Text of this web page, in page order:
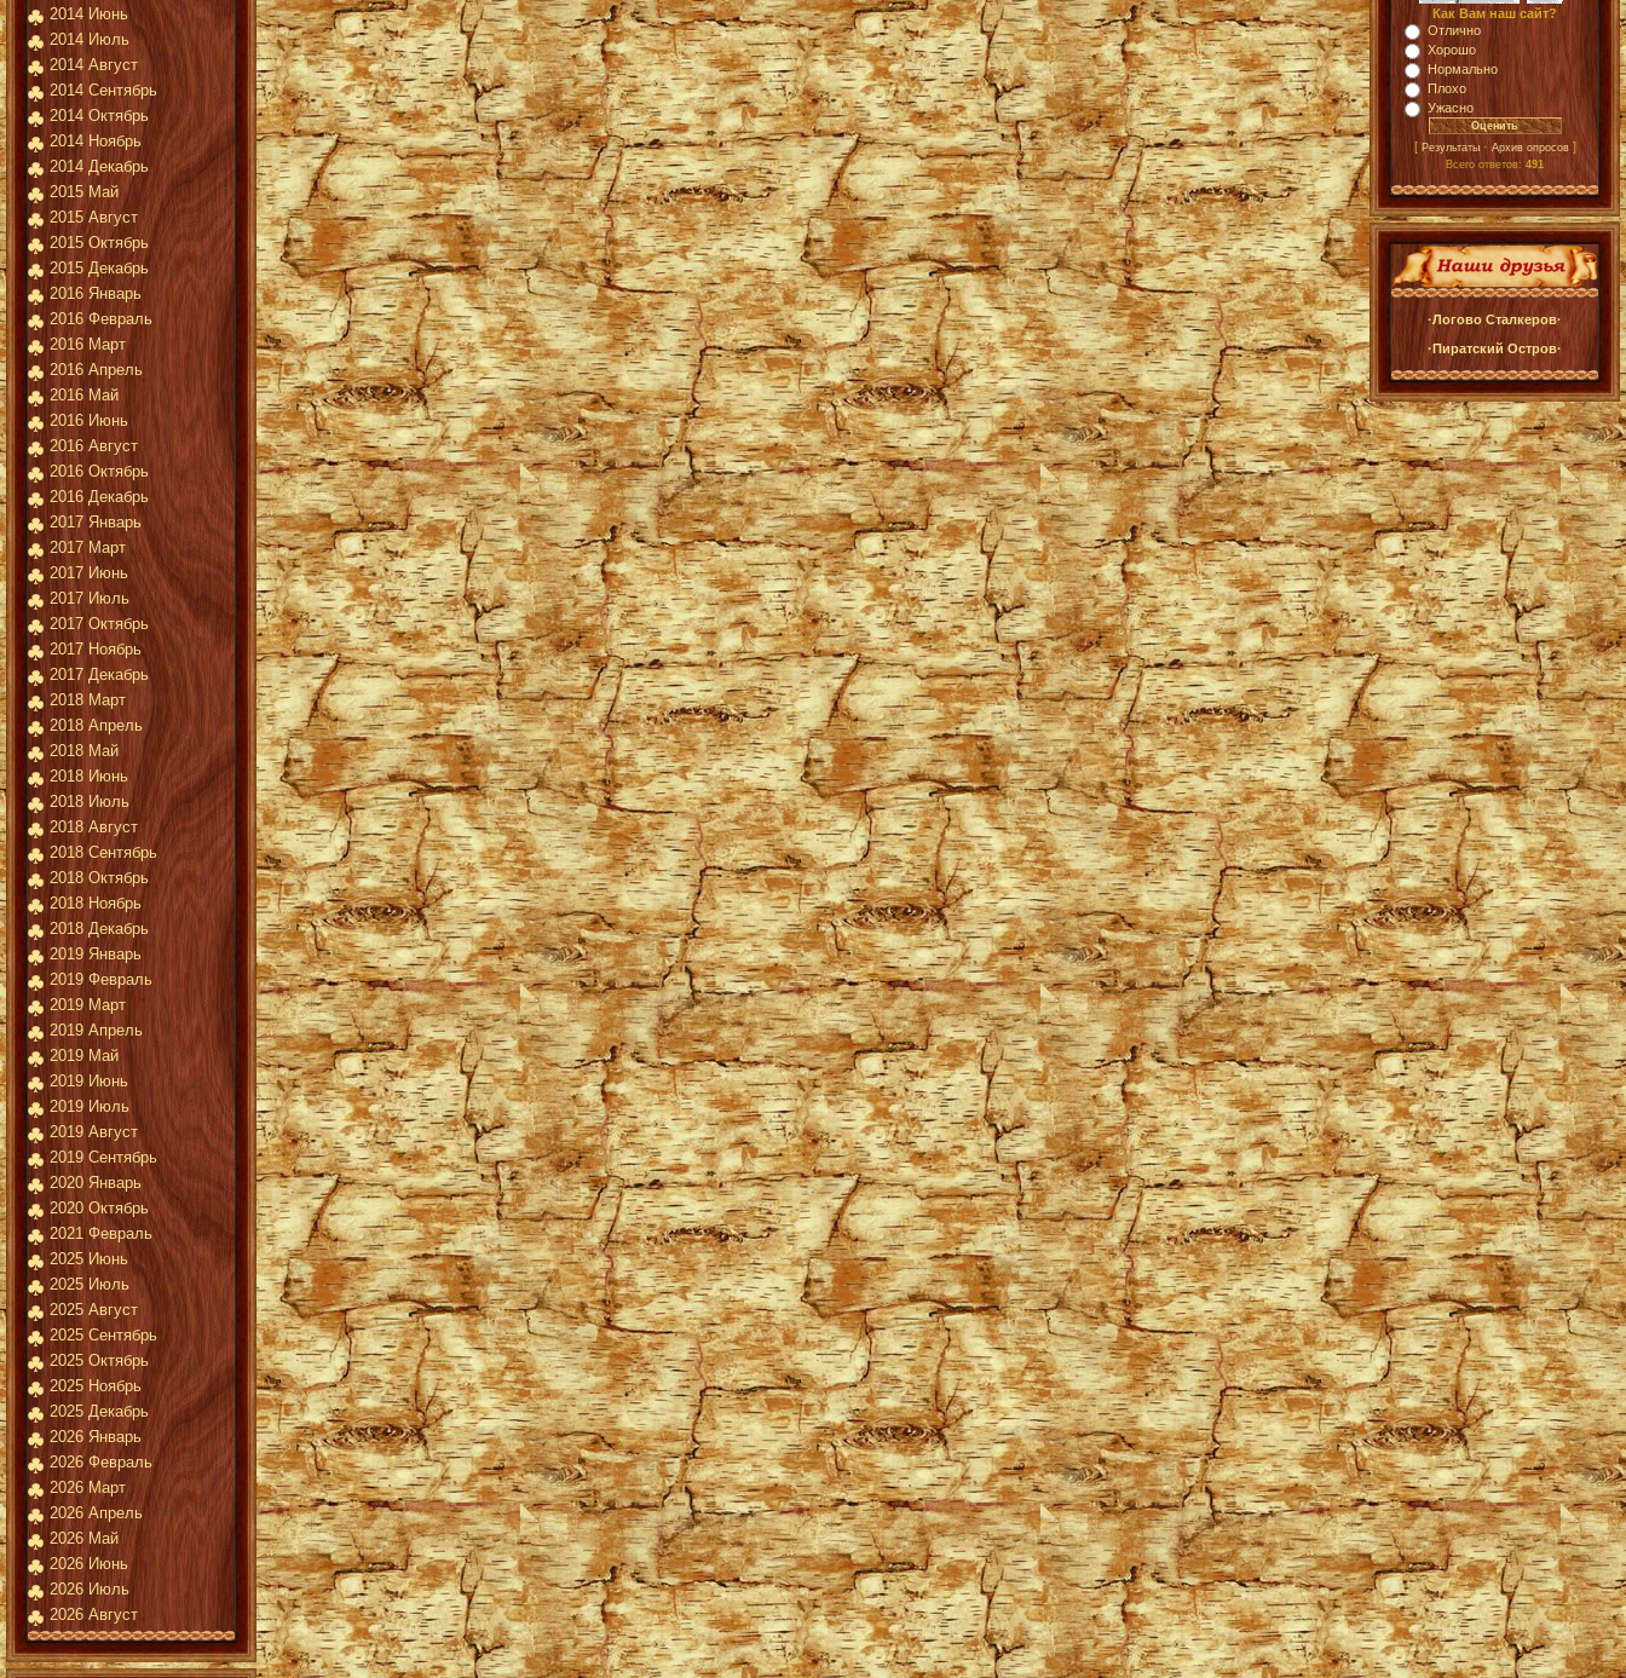
2014 Июнь
2014 Июль
2014 Август
2014 Сентябрь
2014 Октябрь
2014 Ноябрь
2014 Декабрь
2015 Май
2015 Август
2015 Октябрь
2015 Декабрь
2016 Январь
2016 Февраль
2016 Март
2016 Апрель
2016 Май
2016 Июнь
2016 Август
2016 Октябрь
2016 Декабрь
2017 Январь
2017 Март
2017 Июнь
2017 Июль
2017 Октябрь
2017 Ноябрь
2017 Декабрь
2018 Март
2018 Апрель
2018 Май
2018 Июнь
2018 Июль
2018 Август
2018 Сентябрь
2018 Октябрь
2018 Ноябрь
2018 Декабрь
2019 Январь
2019 Февраль
2019 Март
2019 Апрель
2019 Май
2019 Июнь
2019 Июль
2019 Август
2019 Сентябрь
2020 Январь
2020 Октябрь
2021 Февраль
2025 Июнь
2025 Июль
2025 Август
2025 Сентябрь
2025 Октябрь
2025 Ноябрь
2025 Декабрь
2026 Январь
2026 Февраль
2026 Март
2026 Апрель
2026 Май
2026 Июнь
2026 Июль
2026 Август
Как Вам наш сайт?
Отлично
Хорошо
Нормально
Плохо
Ужасно
[ Результаты· Архив опросов]
Всего ответов: 491
·Логово Сталкеров·
·Пиратский Остров·